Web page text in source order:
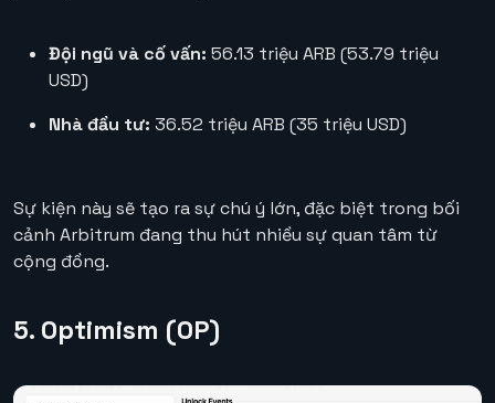
Đội ngũ và cố vấn: 56.13 triệu ARB (53.79 triệu
USD)
Nhà đầu tư: 36.52 triệu ARB (35 triệu USD)
Sự kiện này sẽ tạo ra sự chú ý lớn, đặc biệt trong bối
cảnh Arbitrum đang thu hút nhiều sự quan tâm từ
cộng đồng.
5. Optimism (OP)